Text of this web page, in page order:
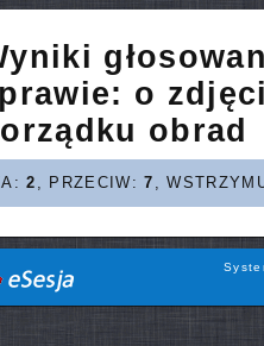
o
obrad
2 , PRZECIW:7 ,